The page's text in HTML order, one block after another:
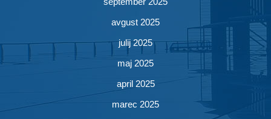
avgust 2025
julij 2025
maj 2025
april 2025
marec 2025